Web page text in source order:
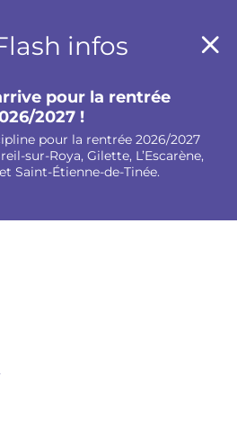
infos
pour la rentrée
2027 !
pour la rentrée 2026/2027
sur-Roya, Gilette, L’Escarène,
Saint-Étienne-de-Tinée.